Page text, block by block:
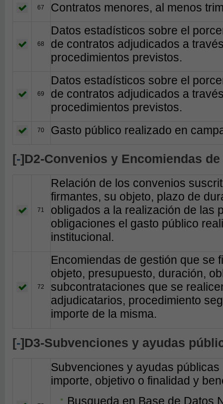
67 Contratos menores, al menos
68
Datos estadísticos sobre el
de contratos adjudicados a
procedimientos previstos.
69
Datos estadísticos sobre el
de contratos adjudicados a
procedimientos previstos.
70 Gasto público realizado en
[-]D2-Convenios y Encomiendas
71
Relación de los convenios
firmantes, su objeto, plazo de
obligados a la realización de las
obligaciones el gasto público
institucional.
72
Encomiendas de gestión que se
objeto, presupuesto, duración,
subcontrataciones que se
adjudicatarios, procedimiento
importe de la misma.
[-]D3-Subvenciones y ayudas
Subvenciones y ayudas
importe, objetivo o finalidad y
Busqueda en Base de Datos